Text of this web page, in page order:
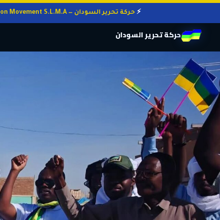
حركة تحرير السودان — Sudan Liberation Movement S.L.M.A
حركة تحرير السودان